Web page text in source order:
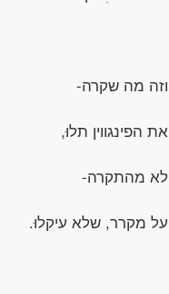
וזה מה שקרה-
את הפינגווין תלוּ,
לא מהתקרה-
על מקרר, שלא עיקלוּ.